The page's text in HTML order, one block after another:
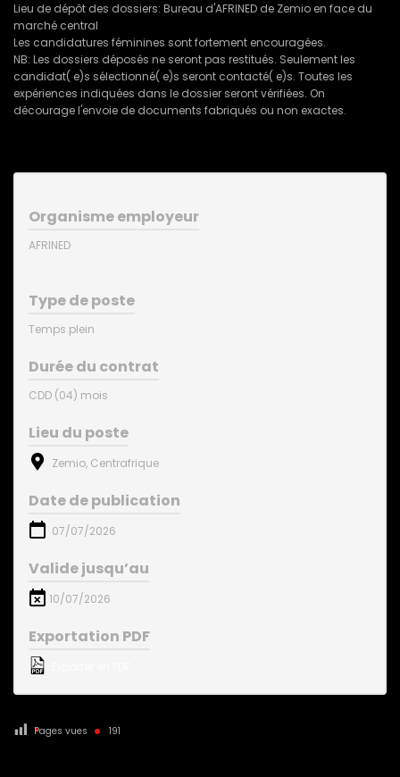
Lieu de dépôt des dossiers: Bureau d'AFRINED de Zemio en face du
marché central
Les candidatures féminines sont fortement encouragées.
NB: Les dossiers déposés ne seront pas restitués. Seulement les
candidat( e)s sélectionné( e)s seront contacté( e)s. Toutes les
expériences indiquées dans le dossier seront vérifiées. On
décourage l'envoie de documents fabriqués ou non exactes.
Organisme employeur
AFRINED
Type de poste
Temps plein
Durée du contrat
CDD (04) mois
Lieu du poste
Zemio, Centrafrique
Date de publication
07/07/2026
Valide jusqu’au
10/07/2026
Exportation PDF
Pages vues 191